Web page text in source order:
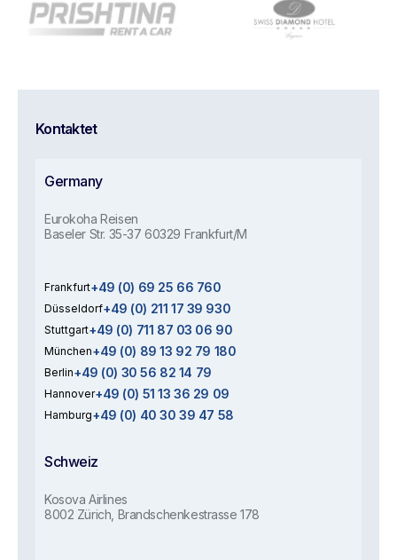
Kontaktet
Germany
Eurokoha Reisen
Baseler Str. 35-37 60329 Frankfurt/M
Frankfurt+49 (0) 69 25 66 760
Düsseldorf+49 (0) 211 17 39 930
Stuttgart+49 (0) 711 87 03 06 90
München+49 (0) 89 13 92 79 180
Berlin+49 (0) 30 56 82 14 79
Hannover+49 (0) 51 13 36 29 09
Hamburg+49 (0) 40 30 39 47 58
Schweiz
Kosova Airlines
8002 Zürich, Brandschenkestrasse 178